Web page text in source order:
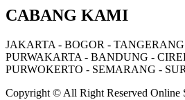
CABANG KAMI
JAKARTA - BOGOR -
PURWAKARTA - BANDUNG -
PURWOKERTO - SEMARANG -
Copyright © All Right Reserved Online